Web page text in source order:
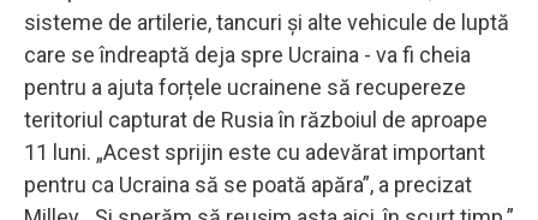
sisteme de artilerie, tancuri și alte vehicule de luptă
care se îndreaptă deja spre Ucraina - va fi cheia
pentru a ajuta forțele ucrainene să recupereze
teritoriul capturat de Rusia în războiul de aproape
11 luni. „Acest sprijin este cu adevărat important
pentru ca Ucraina să se poată apăra”, a precizat